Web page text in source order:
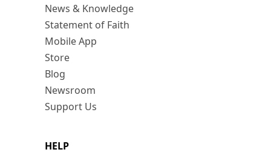
News & Knowledge
Statement of Faith
Mobile App
Store
Blog
Newsroom
Support Us
HELP